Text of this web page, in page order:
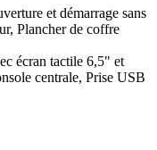
et démarrage sans
Plancher de coffre
écran tactile 6,5" et
centrale, Prise USB